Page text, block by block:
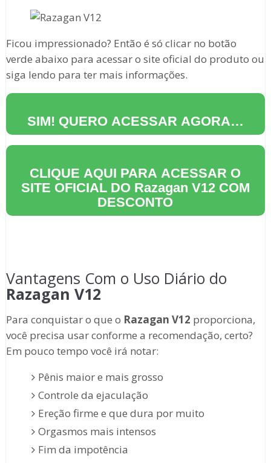
Ficou impressionado? Então é só clicar no botão
verde abaixo para acessar o site oficial do produto ou
siga lendo para ter mais informações.
SIM! QUERO ACESSAR AGORA…
CLIQUE AQUI PARA ACESSAR O
SITE OFICIAL DO Razagan V12COM
DESCONTO
Vantagens Com o Uso Diário do
Razagan V12
Para conquistar o que o Razagan V12 proporciona,
você precisa usar conforme a recomendação, certo?
Em pouco tempo você irá notar:
Pênis maior e mais grosso
Controle da ejaculação
Ereção firme e que dura por muito
Orgasmos mais intensos
Fim da impotência